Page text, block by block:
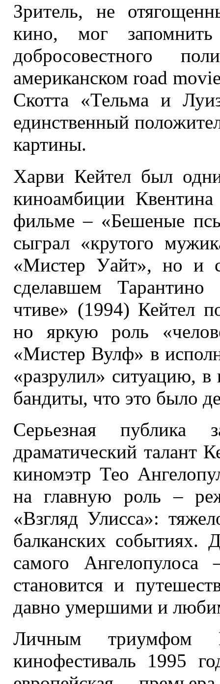
Зритель, не
кино, мог
добросовестного
американском road
Скотта «Тельма и
единственный
картины.
Харви Кейтел был
киноамбиции
фильме – «Бешеные
сыграл «крутого
«Мистер Уайт», но и
сделавшем Тарантино
чтиве» (1994) Кейтел
но яркую роль
«Мистер Вулф» в
«разрулил» ситуацию,
бандиты, что это было
Серьезная публика
драматический талант
киномэтр Тео
на главную роль –
«Взгляд Улисса»:
балканских событиях.
cамого Ангелопулоса
становится и
давно умершими и
Личным триумфом
кинофестиваль 1995